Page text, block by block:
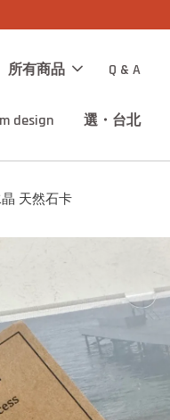
所有商品 Q & A
design 選・台北
晶 天然石卡